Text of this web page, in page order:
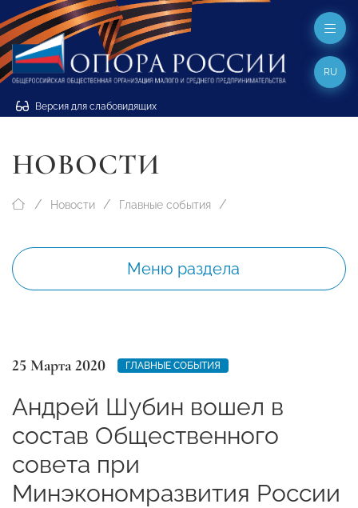
Версия для слабовидящих
RU
НОВОСТИ
Новости Главные события
Меню раздела
25 Марта 2020 ГЛАВНЫЕ СОБЫТИЯ
Андрей Шубин вошел в
состав Общественного
совета при
Минэкономразвития России